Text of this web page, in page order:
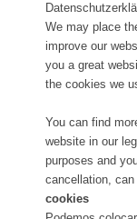
We may place
improve our
you a great
the cookies we
You can find
website in our
purposes and
cancellation,
cookies